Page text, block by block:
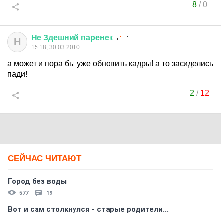
8/0
Н Не Здешний паренек
15:18, 30.03.2010
а может и пора бы уже обновить кадры! а то засиделись
пади!
2 / 12
СЕЙЧАС ЧИТАЮТ
Город без воды
577 19
Вот и сам столкнулся - старые родители...